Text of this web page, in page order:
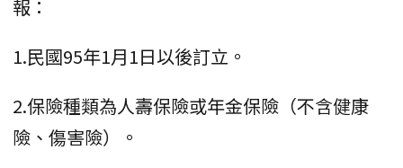
報：
1.民國95年1月1日以後訂立。
2.保險種類為人壽保險或年金保險（不含健康
險、傷害險）。